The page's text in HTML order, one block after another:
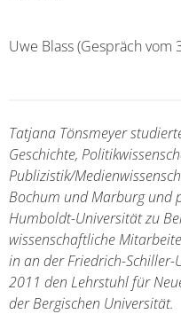
Uwe Blass (Gespräch vom
Tatjana Tönsmeyer
Geschichte,
Publizistik/
Bochum und Marburg und
Humboldt-Universität zu
wissenschaftliche
in an der Friedrich-
2011 den Lehrstuhl für
der Bergischen Universität.